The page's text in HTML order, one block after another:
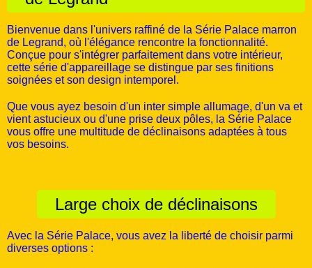
Bienvenue dans l'univers raffiné de la Série Palace marron
de Legrand, où l'élégance rencontre la fonctionnalité.
Conçue pour s'intégrer parfaitement dans votre intérieur,
cette série d'appareillage se distingue par ses finitions
soignées et son design intemporel.
Que vous ayez besoin d'un inter simple allumage, d'un va et
vient astucieux ou d'une prise deux pôles, la Série Palace
vous offre une multitude de déclinaisons adaptées à tous
vos besoins.
Large choix de déclinaisons
Avec la Série Palace, vous avez la liberté de choisir parmi
diverses options :